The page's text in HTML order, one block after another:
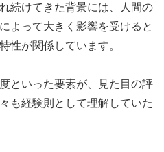
続けてきた背景には、人間の
よって大きく影響を受けると
性が関係しています。
といった要素が、見た目の評
も経験則として理解していた